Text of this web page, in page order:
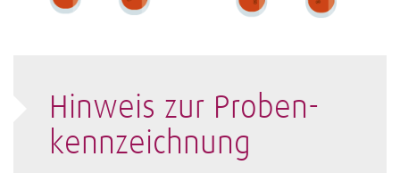
Hinweis zur Proben­
kennzeichnung